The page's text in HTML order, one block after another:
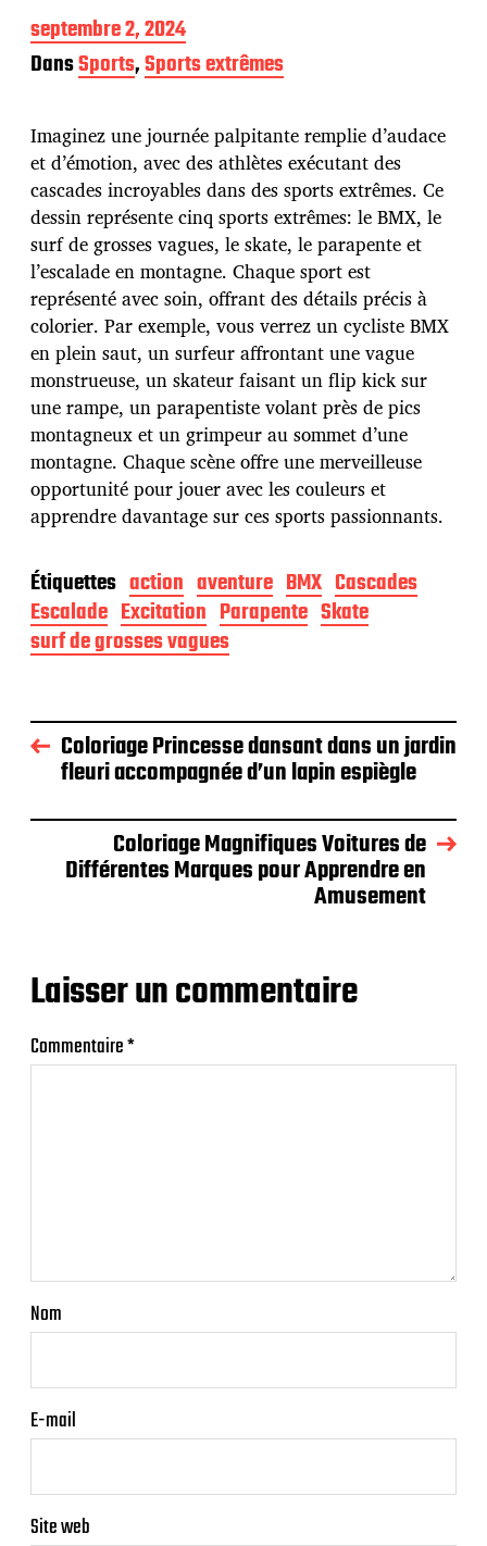
D
a
t
e
p
u
b
l
i
c
a
t
i
o
n
septembre 2, 2024
DansSports,Sports extrêmes
Imaginez une journée palpitante remplie d’audace
et d’émotion, avec des athlètes exécutant des
cascades incroyables dans des sports extrêmes. Ce
dessin représente cinq sports extrêmes: le BMX, le
surf de grosses vagues, le skate, le parapente et
l’escalade en montagne. Chaque sport est
représenté avec soin, offrant des détails précis à
colorier. Par exemple, vous verrez un cycliste BMX
en plein saut, un surfeur affrontant une vague
monstrueuse, un skateur faisant un flip kick sur
une rampe, un parapentiste volant près de pics
montagneux et un grimpeur au sommet d’une
montagne. Chaque scène offre une merveilleuse
opportunité pour jouer avec les couleurs et
apprendre davantage sur ces sports passionnants.
Étiquettes action aventure BMX Cascades
Escalade Excitation Parapente Skate
surf de grosses vagues
Coloriage Princesse dansant dans un jardin
fleuri accompagnée d’un lapin espiègle
Coloriage Magnifiques Voitures de
Différentes Marques pour Apprendre en
Amusement
Laisser un commentaire
Commentaire*
Nom
E-mail
Site web